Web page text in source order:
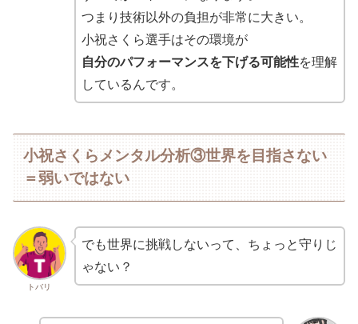
つまり技術以外の負担が非常に大きい。
小祝さくら選手はその環境が
自分のパフォーマンスを下げる可能性を理解
しているんです。
小祝さくらメンタル分析③世界を目指さない
＝弱いではない
トバリ
でも世界に挑戦しないって、ちょっと守りじ
ゃない？